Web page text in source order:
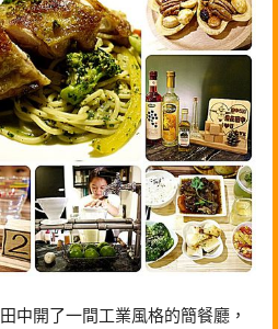
開了一間工業風格的簡餐廳，